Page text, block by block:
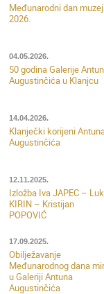
Međunarodni dan
2026.
04.05.2026.
50 godina Galerije
Augustinčića u Klanjcu
14.04.2026.
Klanječki korijeni
Augustinčića
12.11.2025.
Izložba Iva JAPEC –
KIRIN – Kristijan
POPOVIĆ
17.09.2025.
Obilježavanje
Međunarodnog dana
u Galeriji Antuna
Augustinčića